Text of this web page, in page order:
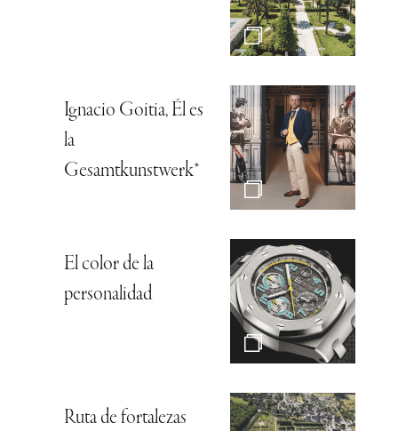
Ignacio Goitia, Él es
la
Gesamtkunstwerk*
El color de la
personalidad
Ruta de fortalezas